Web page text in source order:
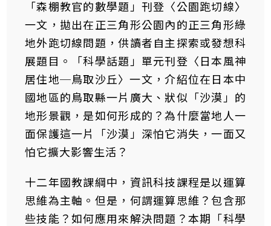
「森棚教官的數學題」刊登〈公園跑切線〉
一文，拋出在正三角形公園內的正三角形綠
地外跑切線問題，供讀者自主探索或發想科
展題目。「科學話題」單元刊登〈日本風神
居住地─鳥取沙丘〉一文，介紹位在日本中
國地區的鳥取縣一片廣大、狀似「沙漠」的
地形景觀，是如何形成的？為什麼當地人一
面保護這一片「沙漠」深怕它消失，一面又
怕它擴大影響生活？
十二年國教課綱中，資訊科技課程是以運算
思維為主軸。但是，何謂運算思維？包含那
些技能？如何應用來解決問題？本期「科學